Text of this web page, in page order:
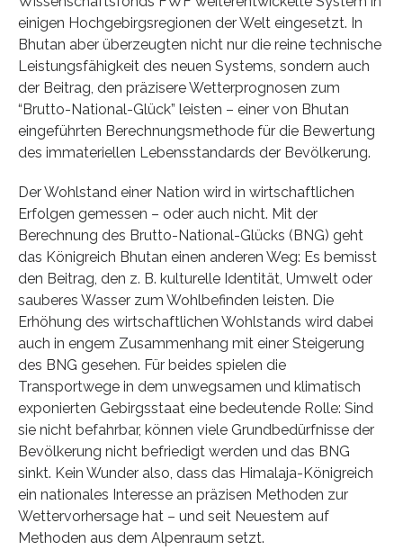
einigen Hochgebirgsregionen der Welt eingesetzt. In
Bhutan aber überzeugten nicht nur die reine technische
Leistungsfähigkeit des neuen Systems, sondern auch
der Beitrag, den präzisere Wetterprognosen zum
“Brutto-National-Glück” leisten – einer von Bhutan
eingeführten Berechnungsmethode für die Bewertung
des immateriellen Lebensstandards der Bevölkerung.
Der Wohlstand einer Nation wird in wirtschaftlichen
Erfolgen gemessen – oder auch nicht. Mit der
Berechnung des Brutto-National-Glücks (BNG) geht
das Königreich Bhutan einen anderen Weg: Es bemisst
den Beitrag, den z. B. kulturelle Identität, Umwelt oder
sauberes Wasser zum Wohlbefinden leisten. Die
Erhöhung des wirtschaftlichen Wohlstands wird dabei
auch in engem Zusammenhang mit einer Steigerung
des BNG gesehen. Für beides spielen die
Transportwege in dem unwegsamen und klimatisch
exponierten Gebirgsstaat eine bedeutende Rolle: Sind
sie nicht befahrbar, können viele Grundbedürfnisse der
Bevölkerung nicht befriedigt werden und das BNG
sinkt. Kein Wunder also, dass das Himalaja-Königreich
ein nationales Interesse an präzisen Methoden zur
Wettervorhersage hat – und seit Neuestem auf
Methoden aus dem Alpenraum setzt.